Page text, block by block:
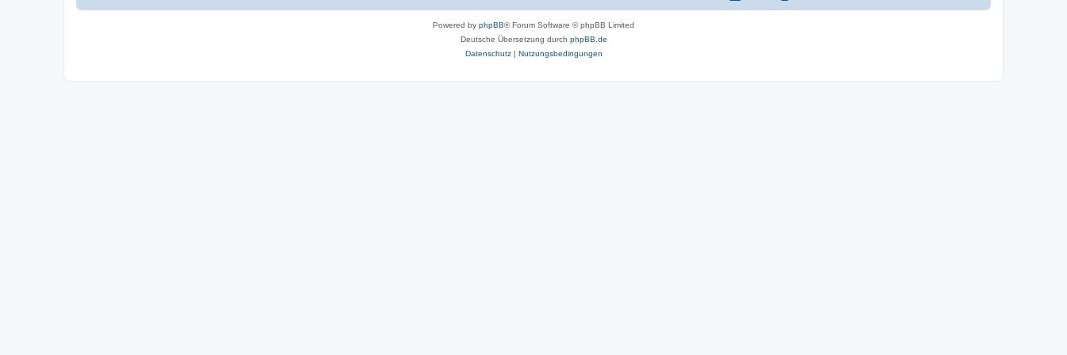
Powered by phpBB® Forum Software © phpBB Limited
Deutsche Übersetzung durch phpBB.de
Datenschutz| Nutzungsbedingungen